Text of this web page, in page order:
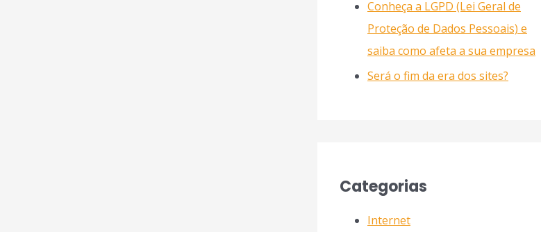
Conheça a LGPD (Lei Geral de
Proteção de Dados Pessoais) e
saiba como afeta a sua empresa
Será o fim da era dos sites?
Categorias
Internet